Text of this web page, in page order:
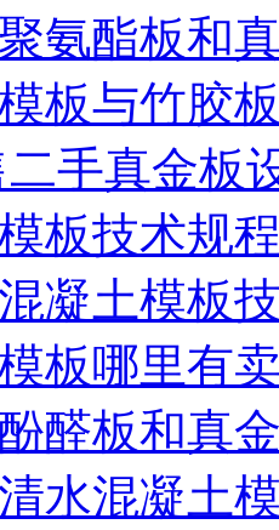
氨酯板和
板与竹胶
手真金板
板技术规
凝土模板
板哪里有
醛板和真
水混凝土